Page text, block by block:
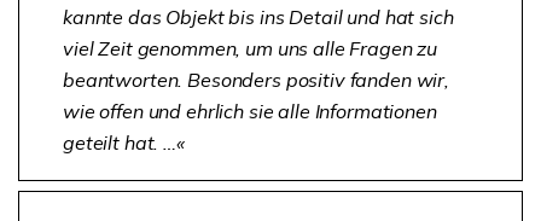
kannte das Objekt bis ins Detail und hat sich
viel Zeit genommen, um uns alle Fragen zu
beantworten. Besonders positiv fanden wir,
wie offen und ehrlich sie alle Informationen
geteilt hat. …